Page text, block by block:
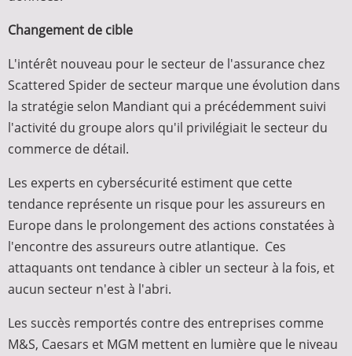
Changement de cible
L'intérêt nouveau pour le secteur de l'assurance chez
Scattered Spider de secteur marque une évolution dans
la stratégie selon Mandiant qui a précédemment suivi
l'activité du groupe alors qu'il privilégiait le secteur du
commerce de détail.
Les experts en cybersécurité estiment que cette
tendance représente un risque pour les assureurs en
Europe dans le prolongement des actions constatées à
l'encontre des assureurs outre atlantique. Ces
attaquants ont tendance à cibler un secteur à la fois, et
aucun secteur n'est à l'abri.
Les succès remportés contre des entreprises comme
M&S, Caesars et MGM mettent en lumière que le niveau